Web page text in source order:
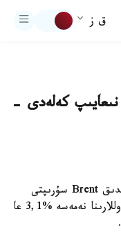
ق ز
نىعايىپ كەلەدى -
نۇر-سۇلتان. قازاقپارات - مامىردا ەتالوندىق Brent سۇرىپتى
مۇنايدىڭ ءبىر باررەلى 69,32 ا ق ش دوللارىنا نەمەسە %3,1 عا